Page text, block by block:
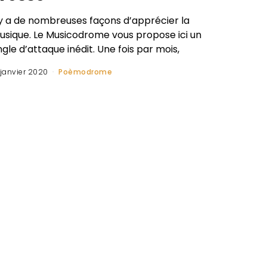
a de nombreuses façons d’apprécier la
Le Musicodrome vous propose ici un
d’attaque inédit. Une fois par mois,
janvier 2020 Poèmodrome